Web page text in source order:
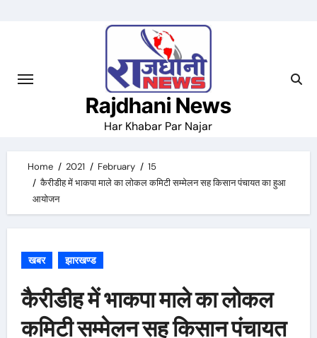
Rajdhani News
Har Khabar Par Najar
Home 2021 February
15
कैरीडीह में भाकपा माले का लोकल कमिटी सम्मेलन सह किसान पंचायत का हुआ
आयोजन
खबर झारखण्ड
कैरीडीह में भाकपा माले का लोकल
कमिटी सम्मेलन सह किसान पंचायत